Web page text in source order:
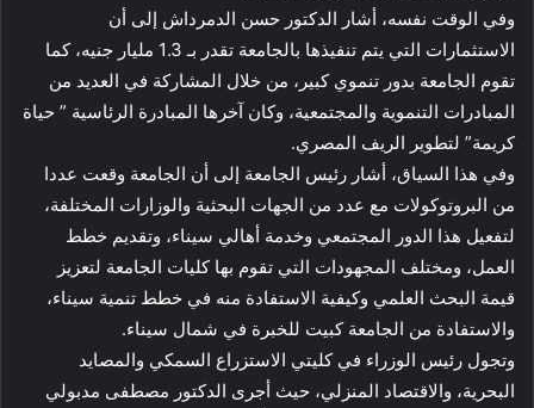
وفي الوقت نفسه، أشار الدكتور حسن الدمرداش إلى أن
الاستثمارات التي يتم تنفيذها بالجامعة تقدر بـ 1.3 مليار جنيه، كما
تقوم الجامعة بدور تنموي كبير، من خلال المشاركة في العديد من
المبادرات التنموية والمجتمعية، وكان آخرها المبادرة الرئاسية ” حياة
كريمة” لتطوير الريف المصري.
وفي هذا السياق، أشار رئيس الجامعة إلى أن الجامعة وقعت عددا
من البروتوكولات مع عدد من الجهات البحثية والوزارات المختلفة،
لتفعيل هذا الدور المجتمعي وخدمة أهالي سيناء، وتقديم خطط
العمل، ومختلف المجهودات التي تقوم بها كليات الجامعة لتعزيز
قيمة البحث العلمي وكيفية الاستفادة منه في خطط تنمية سيناء،
والاستفادة من الجامعة كبيت للخبرة في شمال سيناء.
وتجول رئيس الوزراء في كليتي الاستزراع السمكي والمصايد
البحرية، والاقتصاد المنزلي، حيث أجرى الدكتور مصطفى مدبولي